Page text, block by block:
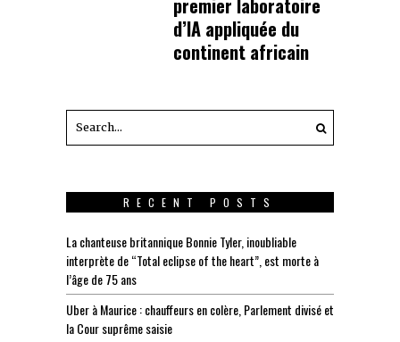
d’IA appliquée du
continent africain
RECENT POSTS
La chanteuse britannique Bonnie Tyler, inoubliable
interprète de “Total eclipse of the heart”, est morte à
l’âge de 75 ans
Uber à Maurice : chauffeurs en colère, Parlement divisé et
la Cour suprême saisie